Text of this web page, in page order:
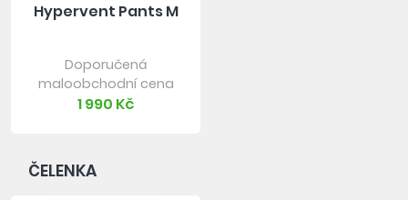
Hypervent Pants M
Doporučená
maloobchodní cena
1 990 Kč
ČELENKA